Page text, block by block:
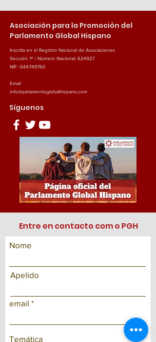
Asociación para la Promoción del
Parlamento Global Hispano
Inscrita en el Registro Nacional de Asociaciones
Sección: 1ª / Número Nacional: 624927
NIF: G44749760
Email
info@parlamentoglobalhispano.com
Síguenos
Entre en contacto com o PGH
Nome
Apelido
email
Temática